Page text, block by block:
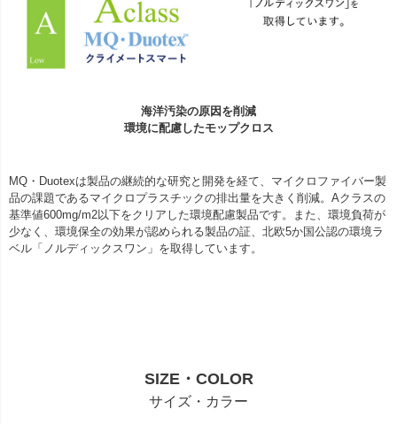
海洋汚染の原因を削減
環境に配慮したモップクロス
MQ・Duotexは製品の継続的な研究と開発を経て、マイクロファイバー製
品の課題であるマイクロプラスチックの排出量を大きく削減。Aクラスの
基準値600mg/m2以下をクリアした環境配慮製品です。また、環境負荷が
少なく、環境保全の効果が認められる製品の証、北欧5か国公認の環境ラ
ベル「ノルディックスワン」を取得しています。
SIZE・COLOR
サイズ・カラー